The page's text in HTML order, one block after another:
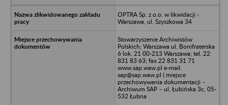
OPTRA Sp. z o.o. w likwidacji -
Warszawa, ul. Szyszkowa 34
Stowarzyszenie Archiwistów
Polskich; Warszawa ul. Bonifraterska
6 lok. 21 00-213 Warszawa; tel. 22
831 83 63; fax 22 831 31 71
www.sap.waw.pl e-mail:
sap@sap.waw.pl ( miejsce
przechowywania dokumentacji –
Archiwum SAP – ul. Łubińska 3c, 05-
532 Łubna